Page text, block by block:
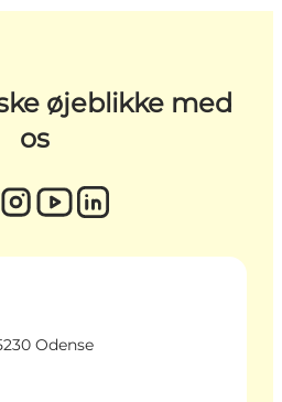
øjeblikke med
os
Odense